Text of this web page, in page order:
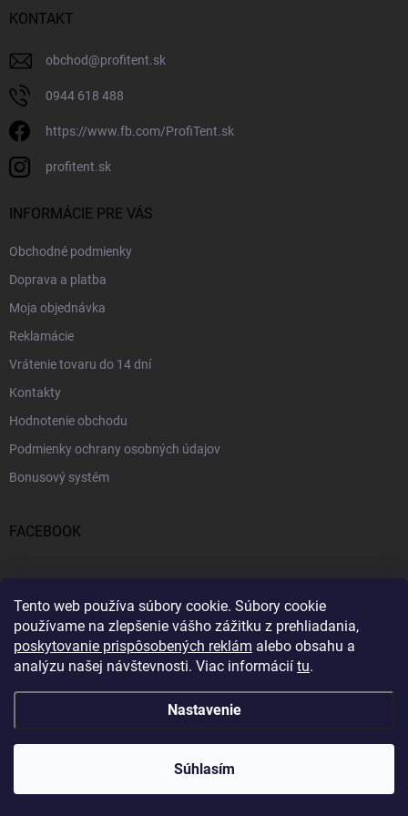
Tento web používa súbory cookie. Súbory cookie
používame na zlepšenie vášho zážitku z prehliadania,
poskytovanie prispôsobených reklám alebo obsahu a
analýzu našej návštevnosti. Viac informácií tu.
Nastavenie
Súhlasím
KONTAKT
obchod@profitent.sk
0944 618 488
https://www.fb.com/ProfiTent.sk
profitent.sk
INFORMÁCIE PRE VÁS
Obchodné podmienky
Doprava a platba
Moja objednávka
Reklamácie
Vrátenie tovaru do 14 dní
Kontakty
Hodnotenie obchodu
Podmienky ochrany osobných údajov
Bonusový systém
FACEBOOK
PRIJÍMAME ONLINE PLATBY
Profitent.sk . Všetky práva vyhradené.